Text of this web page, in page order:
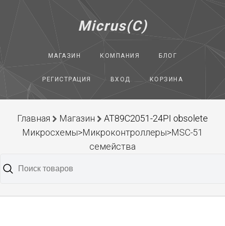
Micrus(C)
МАГАЗИН КОМПАНИЯ БЛОГ
РЕГИСТРАЦИЯ ВХОД КОРЗИНА
Главная Магазин
AT89C2051-24PI obsolete
Микросхемы>Микроконтроллеры>MSC-51
семейства